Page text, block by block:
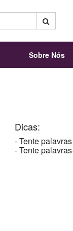
Sobre Nós
Dicas:
- Tente
- Tente